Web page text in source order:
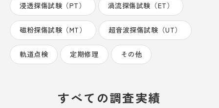
安心を未来へつなぐ、
社会貢献する喜び。
プライバシーポリシー
浸透探傷試験（PT） 渦流探傷試験（ET）
磁粉探傷試験（MT） 超音波探傷試験（UT）
軌道点検 定期修理 その他
すべての調査実績